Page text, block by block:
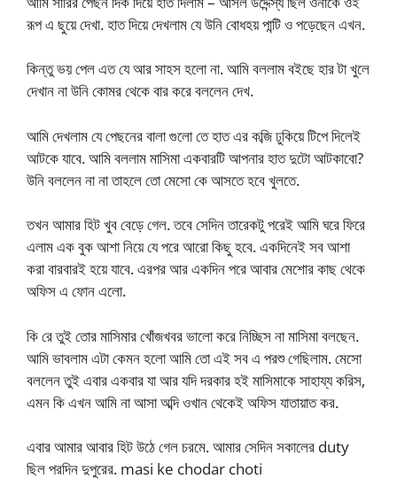
রূপ এ ছুয়ে দেখা. হাত দিয়ে দেখলাম যে উনি বোধহয় পান্টি ও পড়েছেন এখন.
কিন্তু ভয় পেল এত যে আর সাহস হলো না. আমি বললাম বইছে হার টা খুলে
দেখান না উনি কোমর থেকে বার করে বললেন দেখ.
আমি দেখলাম যে পেছনের বালা গুলো তে হাত এর কব্জি ঢুকিয়ে টিপে দিলেই
আটকে যাবে. আমি বললাম মাসিমা একবারটি আপনার হাত দুটো আটকাবো?
উনি বললেন না না তাহলে তো মেসো কে আসতে হবে খুলতে.
তখন আমার হিট খুব বেড়ে গেল. তবে সেদিন তারেকটু পরেই আমি ঘরে ফিরে
এলাম এক বুক আশা নিয়ে যে পরে আরো কিছু হবে. একদিনেই সব আশা
করা বারবারই হয়ে যাবে. এরপর আর একদিন পরে আবার মেশোর কাছ থেকে
অফিস এ ফোন এলো.
কি রে তুই তোর মাসিমার খোঁজখবর ভালো করে নিচ্ছিস না মাসিমা বলছেন.
আমি ভাবলাম এটা কেমন হলো আমি তো এই সব এ পরশু গেছিলাম. মেসো
বললেন তুই এবার একবার যা আর যদি দরকার হই মাসিমাকে সাহায্য করিস,
এমন কি এখন আমি না আসা অব্দি ওখান থেকেই অফিস যাতায়াত কর.
এবার আমার আবার হিট উঠে গেল চরমে. আমার সেদিন সকালের duty
ছিল পরদিন দুপুরের. masi ke chodar choti